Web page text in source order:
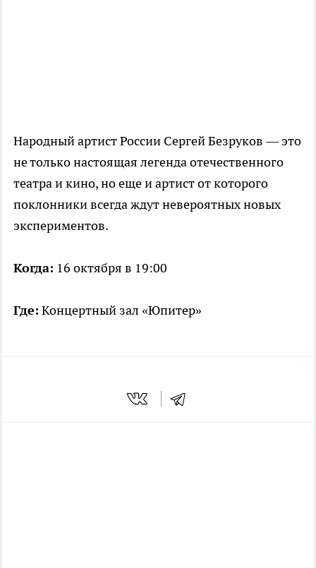
Народный артист России Сергей Безруков — это
не только настоящая легенда отечественного
театра и кино, но еще и артист от которого
поклонники всегда ждут невероятных новых
экспериментов.
Когда: 16 октября в 19:00
Где: Концертный зал «Юпитер»